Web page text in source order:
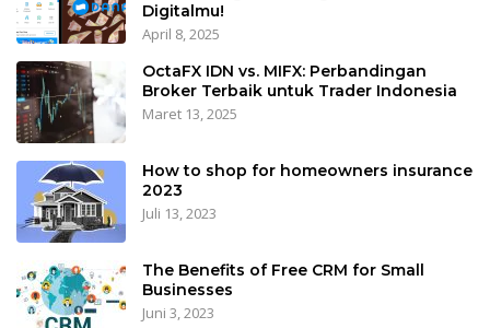
Digitalmu!
April 8, 2025
OctaFX IDN vs. MIFX: Perbandingan
Broker Terbaik untuk Trader Indonesia
Maret 13, 2025
How to shop for homeowners insurance
2023
Juli 13, 2023
The Benefits of Free CRM for Small
Businesses
Juni 3, 2023